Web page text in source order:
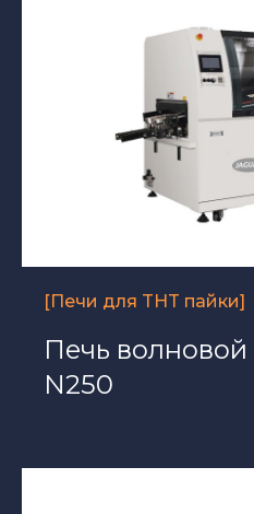
[Печи для THT пайки]
Печь
N250